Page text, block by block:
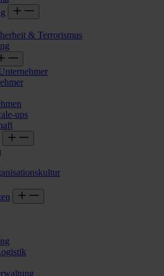
& Terrorismus
ups